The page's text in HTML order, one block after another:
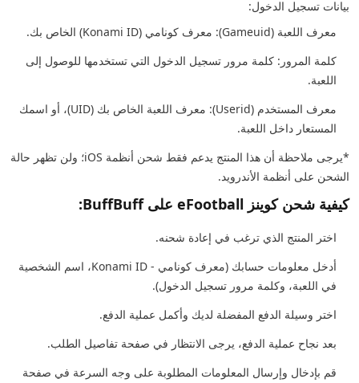
بيانات تسجيل الدخول:
معرف اللعبة (Gameuid): معرف كونامي (Konami ID) الخاص بك.
كلمة المرور: كلمة مرور تسجيل الدخول التي تستخدمها للوصول إلى
اللعبة.
معرف المستخدم (Userid): معرف اللعبة الخاص بك (UID)، أو اسمك
المستعار داخل اللعبة.
*يرجى ملاحظة أن هذا المنتج يدعم فقط شحن أنظمة iOS؛ ولن تظهر حالة
الشحن على أنظمة الأندرويد.
كيفية شحن كوينز eFootball على BuffBuff:
اختر المنتج الذي ترغب في إعادة شحنه.
أدخل معلومات حسابك (معرف كونامي - Konami ID، اسم الشخصية
في اللعبة، وكلمة مرور تسجيل الدخول).
اختر وسيلة الدفع المفضلة لديك وأكمل عملية الدفع.
بعد نجاح عملية الدفع، يرجى الانتظار في صفحة تفاصيل الطلب.
قم بإدخال وإرسال المعلومات المطلوبة على وجه السرعة في صفحة